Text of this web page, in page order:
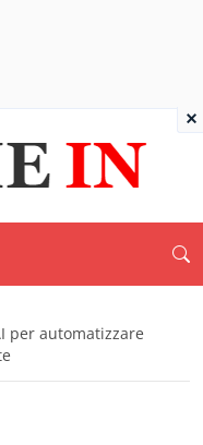
per automatizzare
×